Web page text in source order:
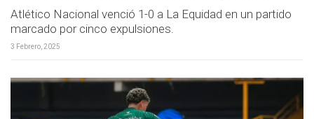
Atlético Nacional venció 1-0 a La Equidad en un partido
marcado por cinco expulsiones.
3 Febrero, 2025